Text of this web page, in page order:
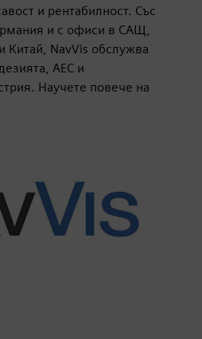
и рентабилност. Със
и с офиси в САЩ,
Китай, NavVis обслужва
AEC и
Научете повече на